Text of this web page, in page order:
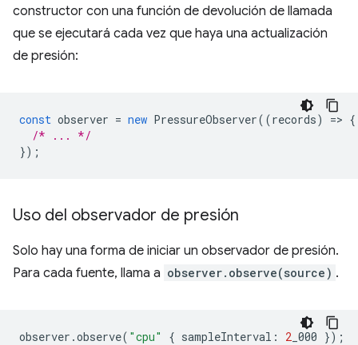
constructor con una función de devolución de llamada
que se ejecutará cada vez que haya una actualización
de presión:
const observer = new PressureObserver((records) => {
/* ... */
});
Uso del observador de presión
Solo hay una forma de iniciar un observador de presión.
Para cada fuente, llama a observer.observe(source) .
observer .observe( "cpu" { sampleInterval : 2 _000 });